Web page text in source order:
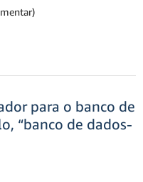
para o banco de
“banco de dados-